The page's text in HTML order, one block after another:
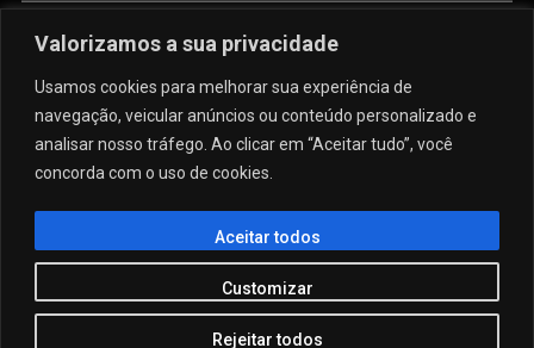
Valorizamos a sua privacidade
Usamos cookies para melhorar sua experiência de
navegação, veicular anúncios ou conteúdo personalizado e
analisar nosso tráfego. Ao clicar em “Aceitar tudo”, você
concorda com o uso de cookies.
Customizar
Rejeitar todos
Aceitar todos
AquiCupom: O Melhor Site De
Conforto E Sofisticação: O Charme
Para As Estações Frias
julho 29, 2026 admin